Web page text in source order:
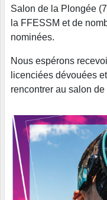
Salon de la Plongée
la FFESSM et de
nominées.
Nous espérons
licenciées dévouées
rencontrer au salon